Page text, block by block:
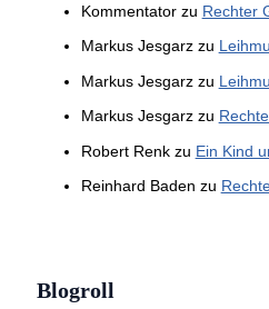
Kommentatorzu Rechter
Markus Jesgarzzu
Markus Jesgarzzu
Markus Jesgarzzu
Robert Renkzu Ein Kind
Reinhard Baden zu
Blogroll